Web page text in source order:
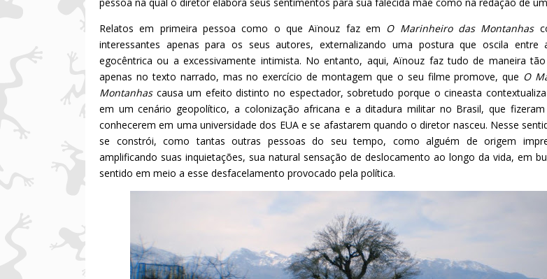
Relatos em primeira pessoa como o que Aïnouz faz em O Marinheiro das Montanhas
interessantes apenas para os seus autores, externalizando uma postura que oscila entre
egocêntrica ou a excessivamente intimista. No entanto, aqui, Aïnouz faz tudo de maneira
apenas no texto narrado, mas no exercício de montagem que o seu filme promove, que O
Montanhas causa um efeito distinto no espectador, sobretudo porque o cineasta
em um cenário geopolítico, a colonização africana e a ditadura militar no Brasil, que
conhecerem em uma universidade dos EUA e se afastarem quando o diretor nasceu. Nesse
se constrói, como tantas outras pessoas do seu tempo, como alguém de origem
amplificando suas inquietações, sua natural sensação de deslocamento ao longo da vida, em
sentido em meio a esse desfacelamento provocado pela política.